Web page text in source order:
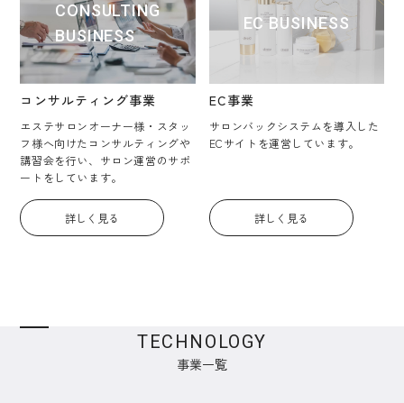
CONSULTING
BUSINESS
コンサルティング事業
エステサロンオーナー様・スタッ
フ様へ向けたコンサルティングや
講習会を行い、サロン運営のサポ
ートをしています。
詳しく見る
EC BUSINESS
EC事業
サロンバックシステムを導入した
ECサイトを運営しています。
詳しく見る
TECHNOLOGY
事業一覧